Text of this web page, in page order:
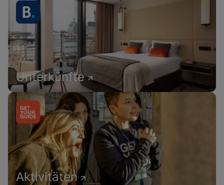
Unterkünfte
Aktivitäten